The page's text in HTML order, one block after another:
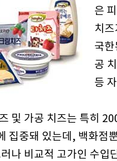
은
치
국
공
등
및 가공 치즈는 특히
집중돼 있는데, 백화점
나 비교적 고가인 수입